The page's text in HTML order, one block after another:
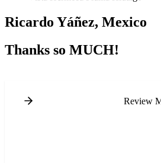
Ricardo Yáñez, Mexico
Thanks so MUCH!
Review